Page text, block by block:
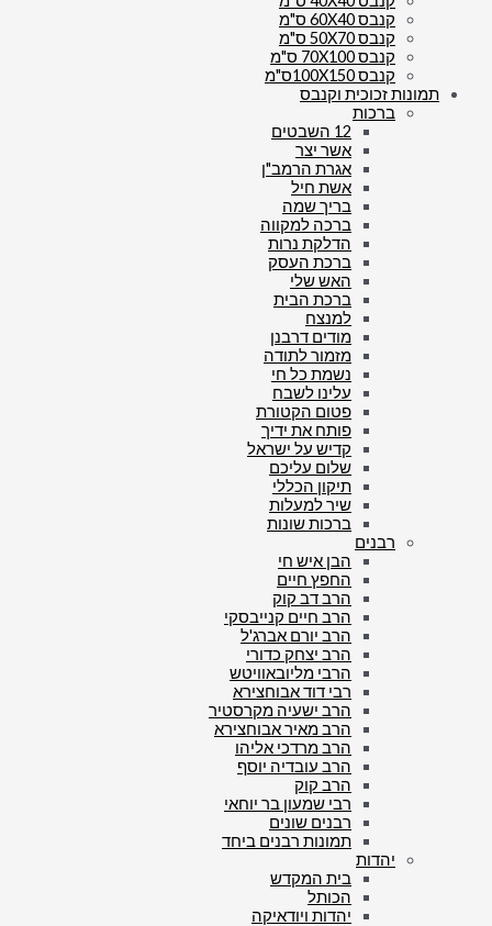
קנבס 60X40 ס"מ
קנבס 50X70 ס"מ
קנבס 70X100 ס"מ
קנבס 100X150ס"מ
תמונות זכוכית וקנבס
ברכות
12 השבטים
אשר יצר
אגרת הרמב"ן
אשת חיל
בריך שמה
ברכה למקווה
הדלקת נרות
ברכת העסק
האש שלי
ברכת הבית
למנצח
מודים דרבנן
מזמור לתודה
נשמת כל חי
עלינו לשבח
פטום הקטורת
פותח את ידיך
קדיש על ישראל
שלום עליכם
תיקון הכללי
שיר למעלות
ברכות שונות
רבנים
הבן איש חי
החפץ חיים
הרב דב קוק
הרב חיים קנייבסקי
הרב יורם אברג'ל
הרב יצחק כדורי
הרבי מליובאוויטש
רבי דוד אבוחצירא
הרב ישעיה מקרסטיר
הרב מאיר אבוחצירא
הרב מרדכי אליהו
הרב עובדיה יוסף
הרב קוק
רבי שמעון בר יוחאי
רבנים שונים
תמונות רבנים ביחד
יהדות
בית המקדש
הכותל
יהדות ויודאיקה